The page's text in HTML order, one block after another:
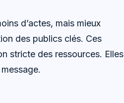
d’actes, mais mieux
des publics clés. Ces
stricte des ressources. Elles